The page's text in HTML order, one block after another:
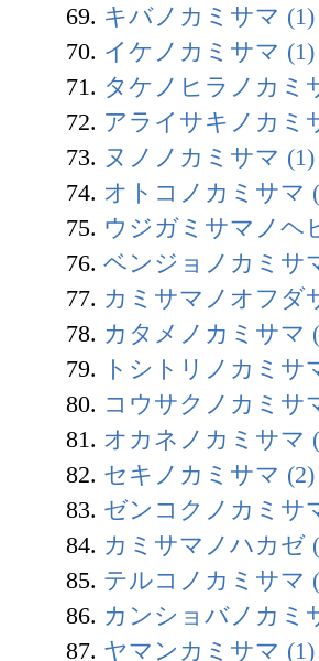
69. キバノカミサマ (1)
70. イケノカミサマ (1)
71. タケノヒラノカミ
72. アライサキノカミ
73. ヌノノカミサマ (1)
74. オトコノカミサマ
75. ウジガミサマノヘ
76. ベンジョノカミサ
77. カミサマノオフダ
78. カタメノカミサマ
79.
トシトリノカミサ
80. コウサクノカミサ
81. オカネノカミサマ
82. セキノカミサマ (2)
83. ゼンコクノカミサ
84. カミサマノハカゼ
85. テルコノカミサマ
86. カンショバノカミ
87. ヤマンカミサマ (1)